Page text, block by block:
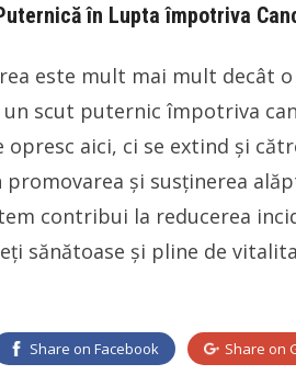
în Lupta împotriva
este mult mai mult decât
scut puternic împotriva
opresc aici, ci se extind și
și susținerea
contribui la reducerea
sănătoase și pline de
Share on Facebook Share on